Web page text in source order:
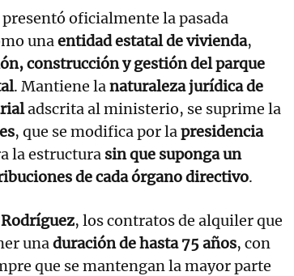
oficialmente la pasada
unaentidad estatal de vivienda,
construcción y gestión del parque
. Mantiene lanaturaleza jurídica de
adscrita al ministerio, se suprime la
, que se modifica por lapresidencia
la estructura sin que suponga un
de cada órgano directivo.
, los contratos de alquiler que
unaduración de hasta 75 años, con
que se mantengan la mayor parte